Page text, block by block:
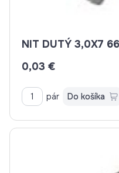
0,03 €
pár Do košíka